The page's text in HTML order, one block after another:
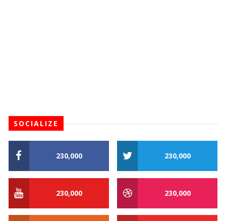
SOCIALIZE
230,000 230,000
230,000 230,000